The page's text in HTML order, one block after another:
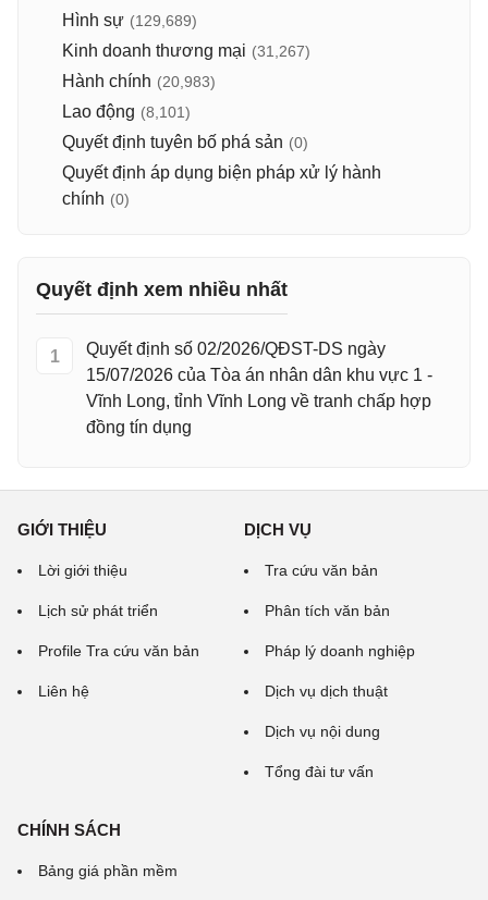
Hình sự (129,689)
Kinh doanh thương mại (31,267)
Hành chính (20,983)
Lao động (8,101)
Quyết định tuyên bố phá sản (0)
Quyết định áp dụng biện pháp xử lý hành
chính (0)
Quyết định xem nhiều nhất
1
Quyết định số 02/2026/QĐST-DS ngày
15/07/2026 của Tòa án nhân dân khu vực 1 -
Vĩnh Long, tỉnh Vĩnh Long về tranh chấp hợp
đồng tín dụng
GIỚI THIỆU
Lời giới thiệu
Lịch sử phát triển
Profile Tra cứu văn bản
Liên hệ
DỊCH VỤ
Tra cứu văn bản
Phân tích văn bản
Pháp lý doanh nghiệp
Dịch vụ dịch thuật
Dịch vụ nội dung
Tổng đài tư vấn
CHÍNH SÁCH
Bảng giá phần mềm